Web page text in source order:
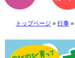
トップページ » 行事»